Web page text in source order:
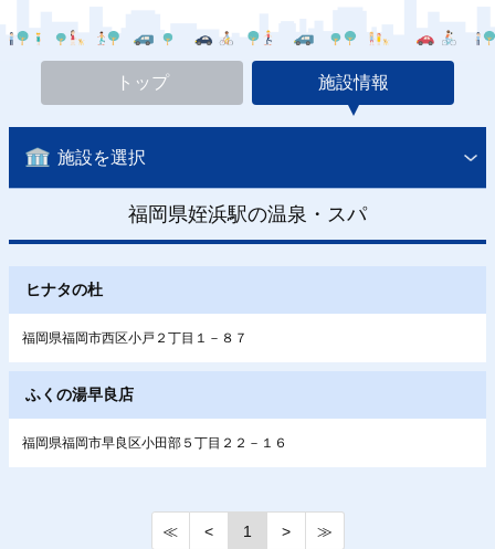
トップ 施設情報
施設を選択
福岡県姪浜駅の温泉・スパ
ヒナタの杜
福岡県福岡市西区小戸２丁目１－８７
ふくの湯早良店
福岡県福岡市早良区小田部５丁目２２－１６
≪ < 1 > ≫